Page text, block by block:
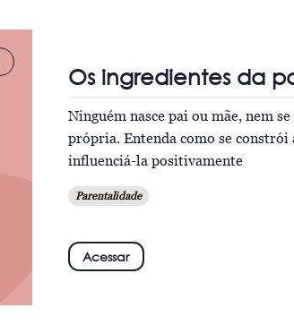
Os ingredientes da
Ninguém nasce pai ou mãe, nem
própria. Entenda como se constrói
influenciá-la positivamente
Parentalidade
Acessar